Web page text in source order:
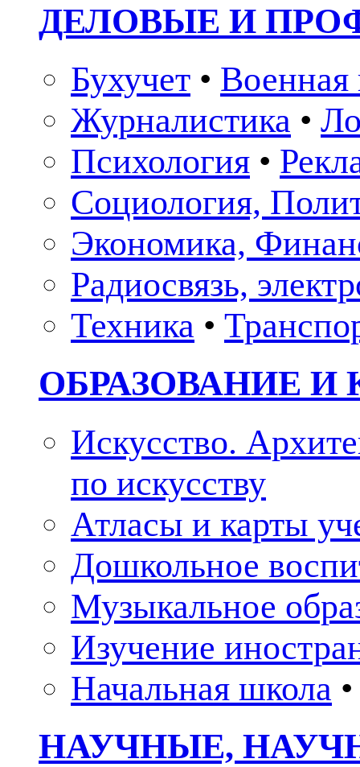
ДЕЛОВЫЕ И
Бухучет • Военная
Журналистика •
Психология •
Социология,
Экономика,
Радиосвязь,
Техника •
ОБРАЗОВАНИЕ И
Искусство.
по искусству
Атласы и карты
Дошкольное
Музыкальное
Изучение
Начальная школа •
НАУЧНЫЕ,